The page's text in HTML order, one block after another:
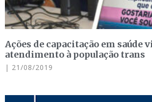
Ações de capacitação em saúde
atendimento à população trans
21/08/2019